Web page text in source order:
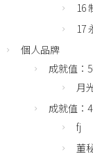
16
17
個人品牌
成就值：
月
成就值：
fj
董